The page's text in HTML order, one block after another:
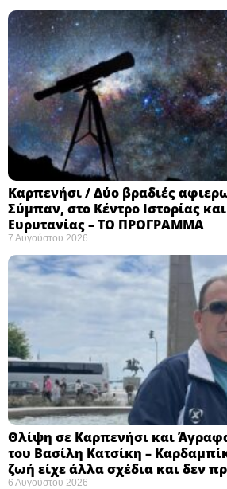
Καρπενήσι / Δύο βραδιές
Σύμπαν, στο Κέντρο Ιστορίας
Ευρυτανίας – ΤΟ ΠΡΟΓΡΑΜΜΑ
7 Αυγούστου 2026
Θλίψη σε Καρπενήσι και
του Βασίλη Κατσίκη –
ζωή είχε άλλα σχέδια και δεν
6 Αυγούστου 2026